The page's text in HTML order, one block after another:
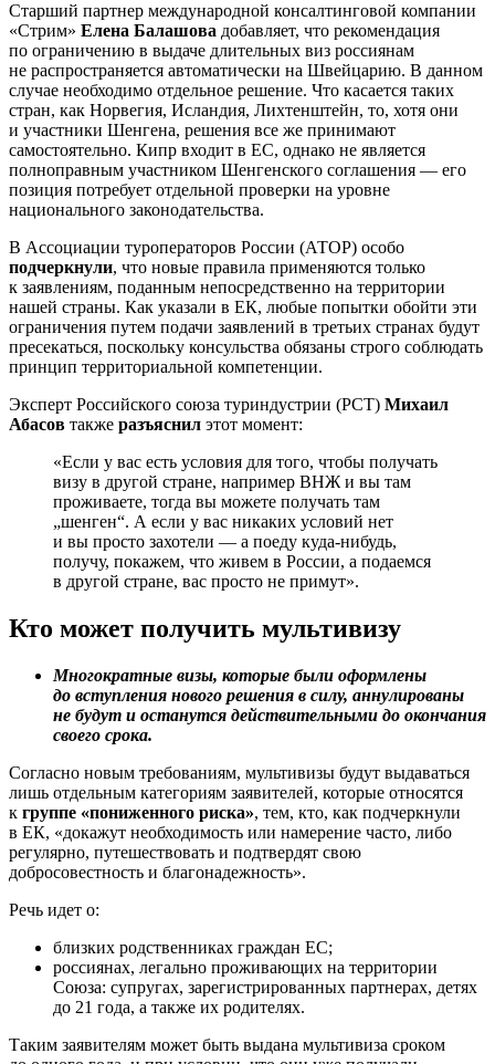
Старший партнер международной консалтинговой компании
«Стрим» Елена Балашова добавляет, что рекомендация
по ограничению в выдаче длительных виз россиянам
не распространяется автоматически на Швейцарию. В данном
случае необходимо отдельное решение. Что касается таких
стран, как Норвегия, Исландия, Лихтенштейн, то, хотя они
и участники Шенгена, решения все же принимают
самостоятельно. Кипр входит в ЕС, однако не является
полноправным участником Шенгенского соглашения — его
позиция потребует отдельной проверки на уровне
национального законодательства.
В Ассоциации туроператоров России (АТОР) особо
подчеркнули, что новые правила применяются только
к заявлениям, поданным непосредственно на территории
нашей страны. Как указали в ЕК, любые попытки обойти эти
ограничения путем подачи заявлений в третьих странах будут
пресекаться, поскольку консульства обязаны строго соблюдать
принцип территориальной компетенции.
Эксперт Российского союза туриндустрии (РСТ) Михаил
Абасов также разъяснил этот момент:
«Если у вас есть условия для того, чтобы получать
визу в другой стране, например ВНЖ и вы там
проживаете, тогда вы можете получать там
„шенген“. А если у вас никаких условий нет
и вы просто захотели — а поеду куда-нибудь,
получу, покажем, что живем в России, а подаемся
в другой стране, вас просто не примут».
Кто может получить мультивизу
Многократные визы, которые были оформлены
до вступления нового решения в силу, аннулированы
не будут и останутся действительными до окончания
своего срока.
Согласно новым требованиям, мультивизы будут выдаваться
лишь отдельным категориям заявителей, которые относятся
к группе «пониженного риска», тем, кто, как подчеркнули
в ЕК, «докажут необходимость или намерение часто, либо
регулярно, путешествовать и подтвердят свою
добросовестность и благонадежность».
Речь идет о:
близких родственниках граждан ЕС;
россиянах, легально проживающих на территории
Союза: супругах, зарегистрированных партнерах, детях
до 21 года, а также их родителях.
Таким заявителям может быть выдана мультивиза сроком